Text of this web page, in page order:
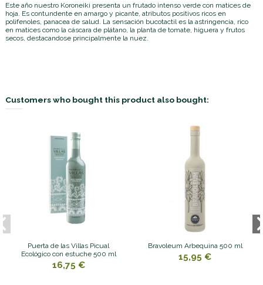
Este año nuestro Koroneiki presenta un frutado intenso verde con matices de
hoja. Es contundente en amargo y picante, atributos positivos ricos en
polifenoles, panacea de salud. La sensación bucotactil es la astringencia, rico
en matices como la cáscara de plátano, la planta de tomate, higuera y frutos
secos, destacandose principalmente la nuez.
Customers who bought this product also bought:
Puerta de las Villas Picual
Ecológico con estuche 500 ml
16,75 €
Bravoleum Arbequina 500 ml
15,95 €